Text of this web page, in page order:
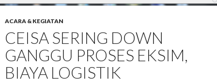
ACARA & KEGIATAN
CEISA SERING DOWN
GANGGU PROSES EKSIM,
BIAYA LOGISTIK